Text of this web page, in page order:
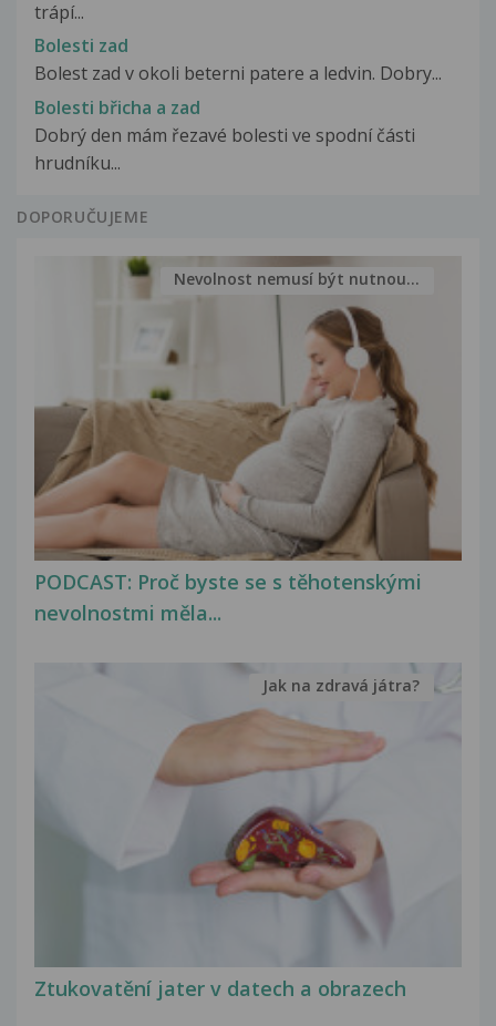
trápí...
Bolesti zad
Bolest zad v okoli beterni patere a ledvin. Dobry...
Bolesti břicha a zad
Dobrý den mám řezavé bolesti ve spodní části
hrudníku...
DOPORUČUJEME
PODCAST: Proč byste se s těhotenskými
nevolnostmi měla...
Nevolnost nemusí být nutnou...
Ztukovatění jater v datech a obrazech
Jak na zdravá játra?